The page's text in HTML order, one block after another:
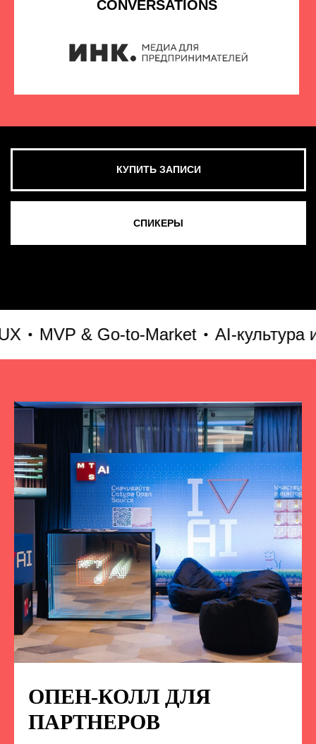
& Go-to-Market AI-культура и AI-
ОПЕН-КОЛЛ ДЛЯ
ПАРТНЕРОВ
ПОДПИСЫВАЙТЕСЬ
НА НАС В СОЦСЕТЯХ